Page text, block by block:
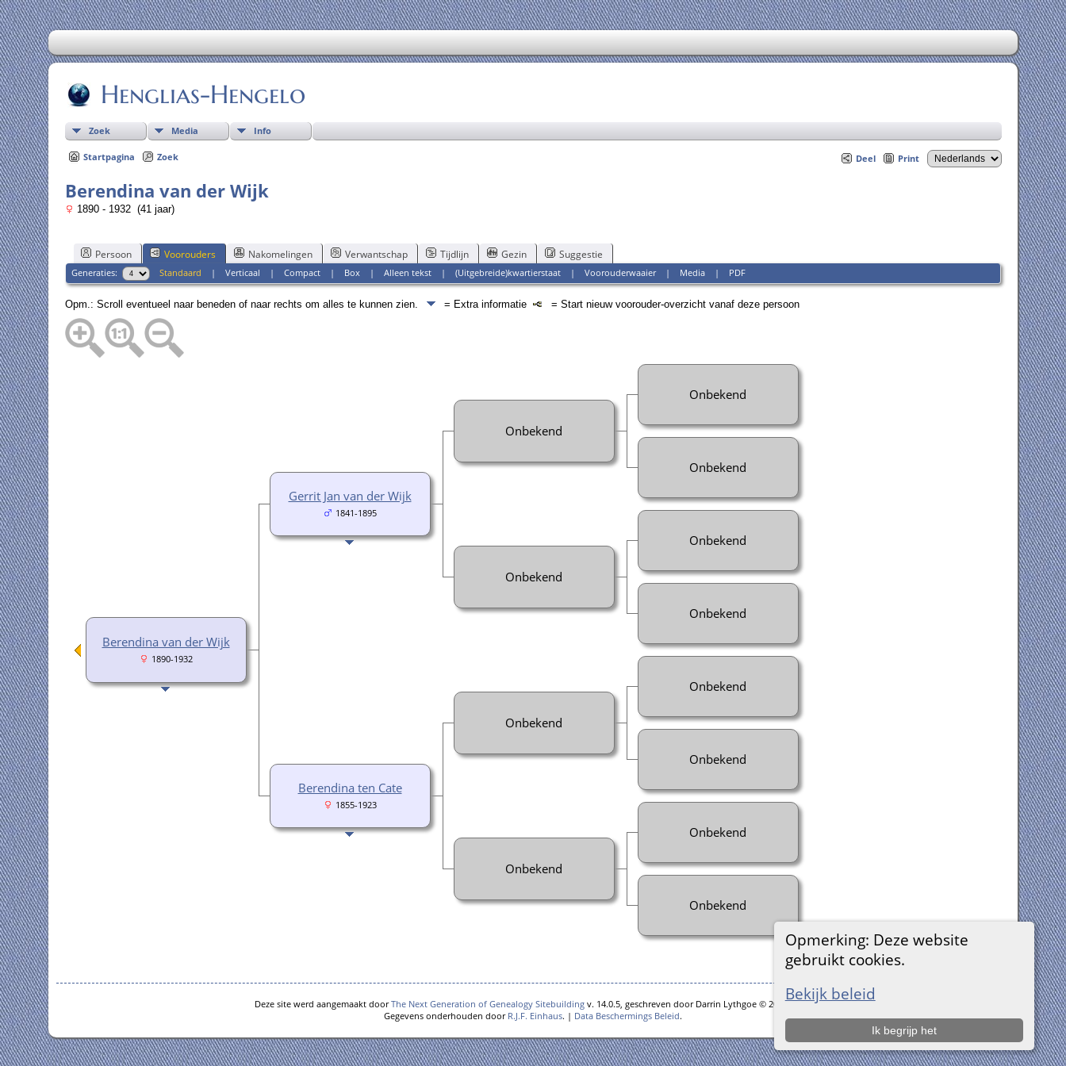
Henglias-Hengelo
Zoek Media Info
Startpagina Zoek Deel Print
Opmerking: Deze website
gebruikt cookies.
Bekijk beleid
Ik begrijp het
Berendina van der Wijk
1890 - 1932 (41 jaar)
Persoon Voorouders Nakomelingen Verwantschap Tijdlijn Gezin Suggestie
Generaties: Standaard |Verticaal |Compact | Box |Alleen tekst |(Uitgebreide)kwartierstaat |Voorouderwaaier| Media | PDF
Opm.: Scroll eventueel naar beneden of naar rechts om alles te kunnen zien. = Extra informatie = Start nieuw voorouder-overzicht vanaf deze persoon
Berendina van der Wijk
1890-1932
Gerrit Jan van der Wijk
1841-1895
Onbekend
Onbekend
Onbekend
Onbekend
Onbekend
Onbekend
Berendina ten Cate
1855-1923
Onbekend
Onbekend
Onbekend
Onbekend
Onbekend
Onbekend
Deze site werd aangemaakt doorThe Next Generation of Genealogy Sitebuildingv. 14.0.5, geschreven door Darrin Lythgoe © 2001-2026.
Gegevens onderhouden door R.J.F. Einhaus. | Data Beschermings Beleid.